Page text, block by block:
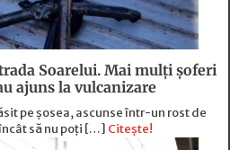
Soarelui. Mai mulți șoferi
ajuns la vulcanizare
pe şosea, ascunse într-un rost de
să nu poţi […] Citește!